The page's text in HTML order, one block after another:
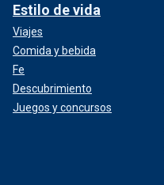
Estilo de vida
Viajes
Comida y bebida
Fe
Descubrimiento
Juegos y concursos